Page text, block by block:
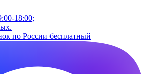
18:00;
по России бесплатный